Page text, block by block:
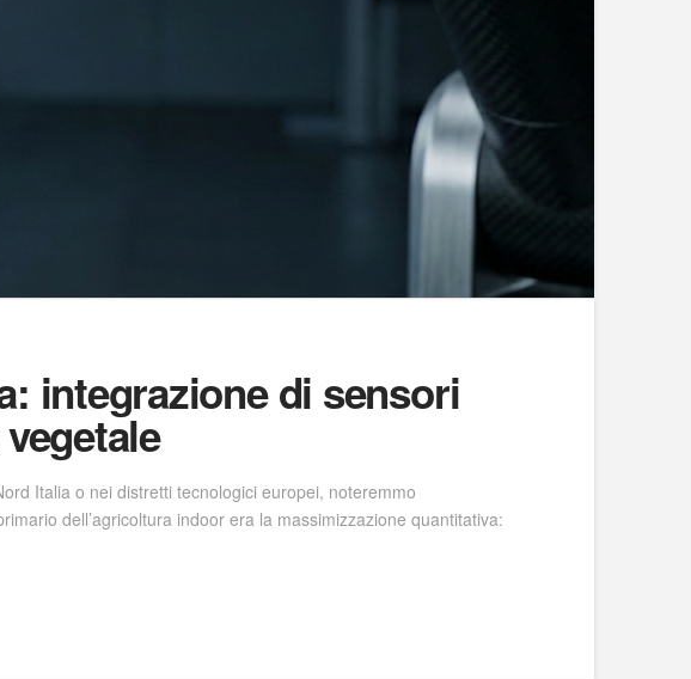
integrazione di sensori
Italia o nei distretti tecnologici europei, noteremmo
dell’agricoltura indoor era la massimizzazione quantitativa: